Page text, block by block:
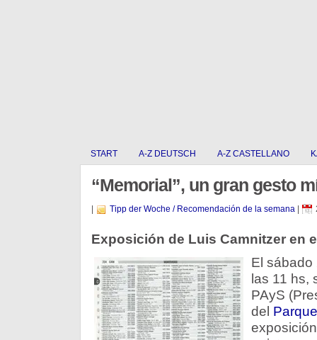
START A-Z DEUTSCH A-Z CASTELLANO
“Memorial”, un gran gesto
Tipp der Woche / Recomendación de la semana|
Exposición de Luis Camnitzer en
El sábado
las 11 hs,
PAyS
del